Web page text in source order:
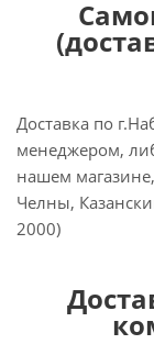
Доставка по
менеджером,
нашем
Челны,
2000)